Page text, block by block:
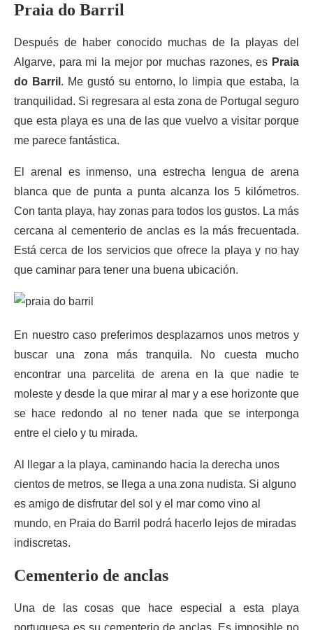
Praia do Barril
Después de haber conocido muchas de la playas del
Algarve, para mi la mejor por muchas razones, es Praia
do Barril . Me gustó su entorno, lo limpia que estaba, la
tranquilidad. Si regresara al esta zona de Portugal seguro
que esta playa es una de las que vuelvo a visitar porque
me parece fantástica.
El arenal es inmenso, una estrecha lengua de arena
blanca que de punta a punta alcanza los 5 kilómetros.
Con tanta playa, hay zonas para todos los gustos. La más
cercana al cementerio de anclas es la más frecuentada.
Está cerca de los servicios que ofrece la playa y no hay
que caminar para tener una buena ubicación.
En nuestro caso preferimos desplazarnos unos metros y
buscar una zona más tranquila. No cuesta mucho
encontrar una parcelita de arena en la que nadie te
moleste y desde la que mirar al mar y a ese horizonte que
se hace redondo al no tener nada que se interponga
entre el cielo y tu mirada.
Al llegar a la playa, caminando hacia la derecha unos
cientos de metros, se llega a una zona nudista. Si alguno
es amigo de disfrutar del sol y el mar como vino al
mundo, en Praia do Barril podrá hacerlo lejos de miradas
indiscretas.
Cementerio de anclas
Una de las cosas que hace especial a esta playa
portuguesa es su cementerio de anclas. Es imposible no